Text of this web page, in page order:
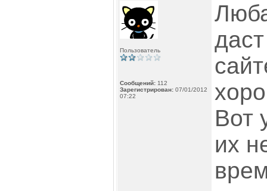
Пользователь
Сообщений: 112
Зарегистрирован: 07/01/2012
07:22
Вот
их